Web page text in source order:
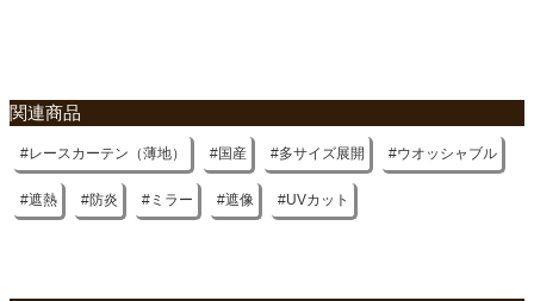
ミラー、遮像
機能
防炎
関連商品
レースカーテン（薄地） 国産 多サイズ展開 ウオッシャブル
遮熱 防炎 ミラー 遮像 UVカット